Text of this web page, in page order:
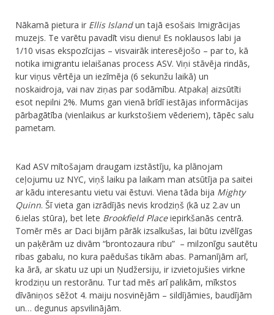
​Nākamā pietura ir Ellis Islandun tajā esošais Imigrācijas
muzejs. Te varētu pavadīt visu dienu! Es noklausos labi ja
1/10 visas ekspozīcijas – visvairāk interesējošo – par to, kā
notika imigrantu ielaišanas process ASV. Viņi stāvēja rindās,
kur viņus vērtēja un iezīmēja (6 sekunžu laikā) un
noskaidroja, vai nav ziņas par sodāmību. Atpakaļ aizsūtīti
esot nepilni 2%. Mums gan vienā brīdī iestājas informācijas
pārbagātība (vienlaikus ar kurkstošiem vēderiem), tāpēc salu
pametam.
Kad ASV mītošajam draugam izstāstīju, ka plānojam
ceļojumu uz NYC, viņš laiku pa laikam man atsūtīja pa saitei
ar kādu interesantu vietu vai ēstuvi. Viena tāda bija Mighty
Quinn. Šī vieta gan izrādījās nevis krodziņš (kā uz 2.av un
6.ielas stūra), bet lete Brookfield Placeiepirkšanās centrā.
Tomēr mēs ar Daci bijām pārāk izsalkušas, lai būtu izvēlīgas
un paķērām uz divām “brontozaura ribu” – milzonīgu sautētu
ribas gabalu, no kura paēdušas tikām abas. Pamanījām arī,
ka ārā, ar skatu uz upi un Ņudžersiju, ir izvietojušies virkne
krodziņu un restorānu. Tur tad mēs arī palikām, mīkstos
dīvāniņos sēžot 4. maiju nosvinējām – sildījāmies, baudījām
un… degunus apsvilinājām.